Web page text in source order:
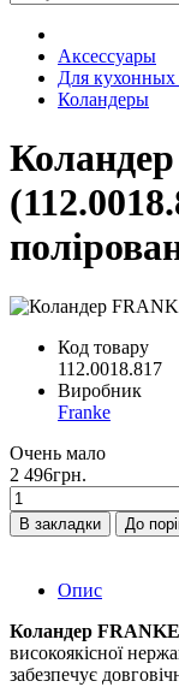
Аксессуары
Для кухонных
Коландеры
Код товару
112.0018.817
Виробник
Franke
Очень мало
2 496грн.
В закладки
До
Опис
Коландер FRANKE
високоякісної
забезпечує